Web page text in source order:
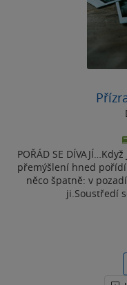
POŘÁD SE
přemýšlení hned
něco špatně: v
ji.Soustředí